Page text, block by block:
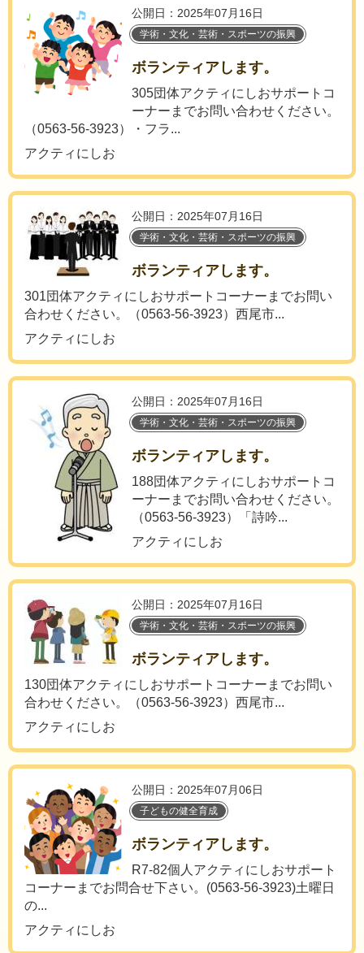
公開日：2025年07月16日
学術・文化・芸術・スポーツの振興
ボランティアします。
305団体アクティにしおサポートコ
ーナーまでお問い合わせください。
（0563-56-3923）・フラ...
アクティにしお
公開日：2025年07月16日
学術・文化・芸術・スポーツの振興
ボランティアします。
301団体アクティにしおサポートコーナーまでお問い
合わせください。（0563-56-3923）西尾市...
アクティにしお
公開日：2025年07月16日
学術・文化・芸術・スポーツの振興
ボランティアします。
188団体アクティにしおサポートコ
ーナーまでお問い合わせください。
（0563-56-3923）「詩吟...
アクティにしお
公開日：2025年07月16日
学術・文化・芸術・スポーツの振興
ボランティアします。
130団体アクティにしおサポートコーナーまでお問い
合わせください。（0563-56-3923）西尾市...
アクティにしお
公開日：2025年07月06日
子どもの健全育成
ボランティアします。
R7-82個人アクティにしおサポート
コーナーまでお問合せ下さい。(0563-56-3923)土曜日
の...
アクティにしお